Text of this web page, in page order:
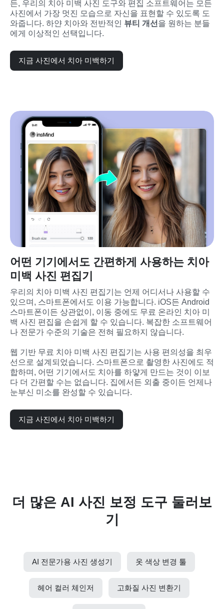
든, 우리의 치아 미백 사진 도구와 편집 소프트웨어는 모든
사진에서 가장 멋진 모습으로 자신을 표현할 수 있도록 도
와줍니다. 하얀 치아와 전반적인 뷰티 개선 을 원하는 분들
에게 이상적인 선택입니다.
지금 사진에서 치아 미백하기
어떤 기기에서도 간편하게 사용하는 치아
미백 사진 편집기
우리의 치아 미백 사진 편집기는 언제 어디서나 사용할 수
있으며, 스마트폰에서도 이용 가능합니다. iOS든 Android
스마트폰이든 상관없이, 이동 중에도 무료 온라인 치아 미
백 사진 편집을 손쉽게 할 수 있습니다. 복잡한 소프트웨어
나 전문가 수준의 기술은 전혀 필요하지 않습니다.
웹 기반 무료 치아 미백 사진 편집기는 사용 편의성을 최우
선으로 설계되었습니다. 스마트폰으로 촬영한 사진에도 적
합하며, 어떤 기기에서도 치아를 하얗게 만드는 것이 이보
다 더 간편할 수는 없습니다. 집에서든 외출 중이든 언제나
눈부신 미소를 완성할 수 있습니다.
지금 사진에서 치아 미백하기
더 많은 AI 사진 보정 도구 둘러보
기
AI 전문가용 사진 생성기 옷 색상 변경 툴
헤어 컬러 체인저 고화질 사진 변환기